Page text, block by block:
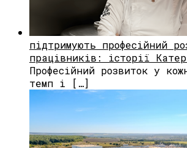
підтримують професійний
працівників: історії
Професійний розвиток у
темп і […]